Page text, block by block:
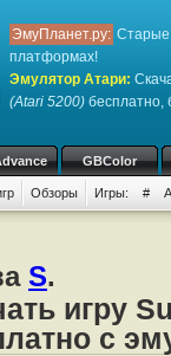
ЭмуПланет.ру: Старые
платформах!
Эмулятор Атари:
(Atari 5200) бесплатно,
GBColor
Обзоры Игры: # A
S.
игру
с